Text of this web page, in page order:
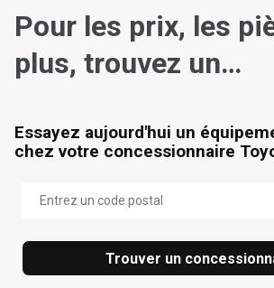
Pour les prix, les
plus, trouvez un
Essayez aujourd'hui un
chez votre concessionnaire
Trouver un